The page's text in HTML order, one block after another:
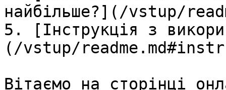
найбільше?](/vstup/
5. [Інструкція з
(/vstup/
Вітаємо на сторінці